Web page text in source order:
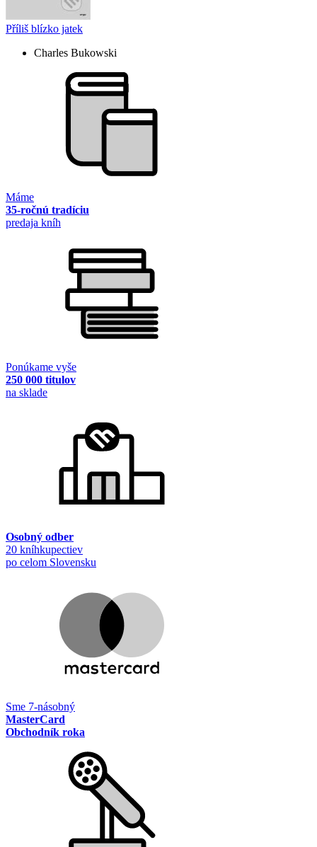
Příliš blízko jatek
Charles Bukowski
Máme
35-ročnú tradíciu
predaja kníh
Ponúkame vyše
250 000 titulov
na sklade
Osobný odber
20 kníhkupectiev
po celom Slovensku
Sme 7-násobný
MasterCard
Obchodník roka